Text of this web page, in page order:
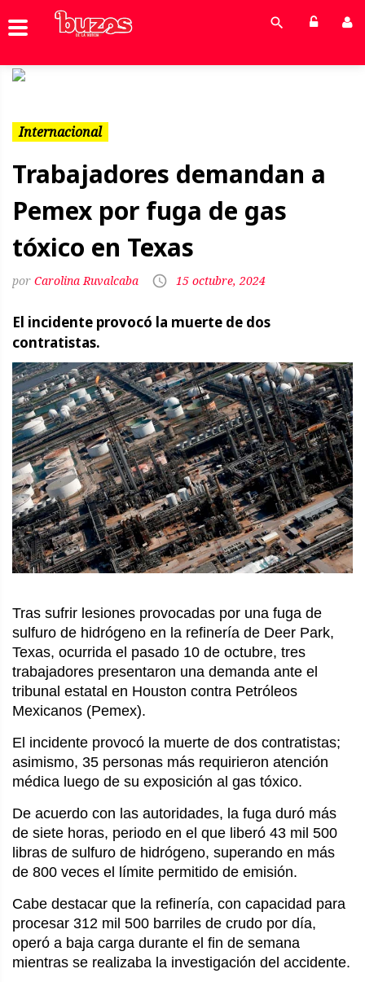
Internacional
Trabajadores demandan a
Pemex por fuga de gas
tóxico en Texas
Carolina Ruvalcaba 15 octubre, 2024
El incidente provocó la muerte de dos
contratistas.
Tras sufrir lesiones provocadas por una fuga de
sulfuro de hidrógeno en la refinería de Deer Park,
Texas, ocurrida el pasado 10 de octubre, tres
trabajadores presentaron una demanda ante el
tribunal estatal en Houston contra Petróleos
Mexicanos (Pemex).
El incidente provocó la muerte de dos contratistas;
asimismo, 35 personas más requirieron atención
médica luego de su exposición al gas tóxico.
De acuerdo con las autoridades, la fuga duró más
de siete horas, periodo en el que liberó 43 mil 500
libras de sulfuro de hidrógeno, superando en más
de 800 veces el límite permitido de emisión.
Cabe destacar que la refinería, con capacidad para
procesar 312 mil 500 barriles de crudo por día,
operó a baja carga durante el fin de semana
mientras se realizaba la investigación del accidente.